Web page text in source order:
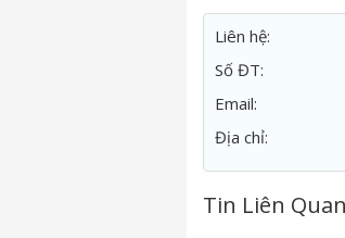
Liên hệ:
Số ĐT:
Email:
Địa chỉ:
Tin Liên Quan